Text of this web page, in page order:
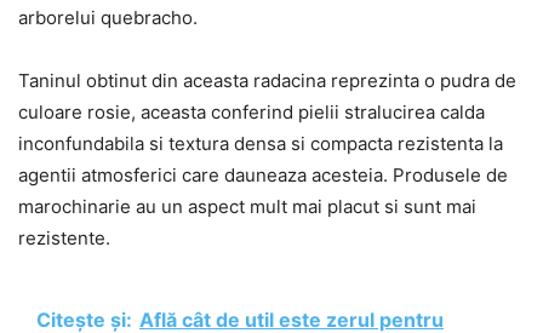
arborelui quebracho.
Taninul obtinut din aceasta radacina reprezinta o pudra de
culoare rosie, aceasta conferind pielii stralucirea calda
inconfundabila si textura densa si compacta rezistenta la
agentii atmosferici care dauneaza acesteia. Produsele de
marochinarie au un aspect mult mai placut si sunt mai
rezistente.
Citește și: Află cât de util este zerul pentru